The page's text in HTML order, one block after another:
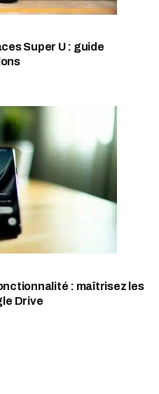
Super U : guide
: maîtrisez les
Drive